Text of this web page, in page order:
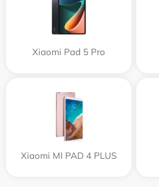
Xiaomi Pad 5 Pro
Xiaomi MI PAD 4 PLUS